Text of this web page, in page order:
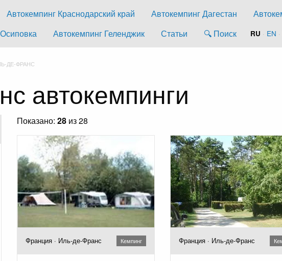
Автокемпинг Краснодарский край Автокемпинг Дагестан
Автокемпинг Геленджик Статьи 🔍 Поиск RU · EN ·
ДЕ-ФРАНС
автокемпинги
Показано: 28 из 28
Франция · Иль-де-Франс Кемпинг Франция · Иль-де-Франс